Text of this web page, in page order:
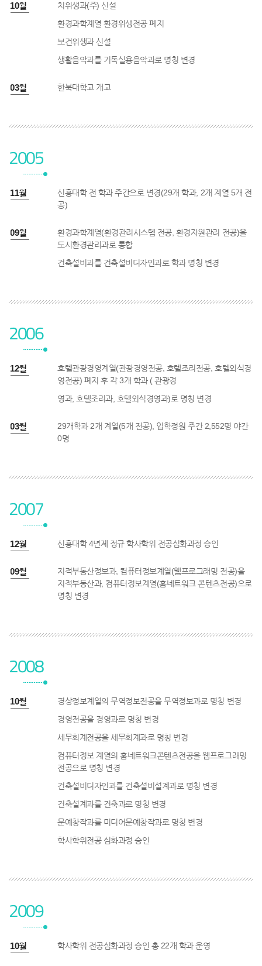
10월
치위생과(주) 신설
환경과학계열 환경위생전공 폐지
보건위생과 신설
생활음악과를 기독실용음악과로 명칭 변경
03월 한북대학교 개교
2005
11월
신흥대학 전 학과 주간으로 변경(29개 학과, 2개 계열 5개 전
공)
09월
환경과학계열(환경관리시스템 전공, 환경자원관리 전공)을
도시환경관리과로 통합
건축설비과를 건축설비디자인과로 학과 명칭 변경
2006
12월
호텔관광경영계열(관광경영전공, 호텔조리전공, 호텔외식경
영전공) 폐지 후 각 3개 학과 ( 관광경
영과, 호텔조리과, 호텔외식경영과)로 명칭 변경
03월
29개학과 2개 계열(5개 전공), 입학정원 주간 2,552명 야간
0명
2007
12월 신흥대학 4년제 정규 학사학위 전공심화과정 승인
09월
지적부동산정보과, 컴퓨터정보계열(웹프로그래밍 전공)을
지적부동산과, 컴퓨터정보계열(홈네트워크 콘텐츠전공)으로
명칭 변경
2008
10월
경상정보계열의 무역정보전공을 무역정보과로 명칭 변경
경영전공을 경영과로 명칭 변경
세무회계전공을 세무회계과로 명칭 변경
컴퓨터정보 계열의 홈네트워크콘텐츠전공을 웹프로그래밍
전공으로 명칭 변경
건축설비디자인과를 건축설비설계과로 명칭 변경
건축설계과를 건축과로 명칭 변경
문예창작과를 미디어문예창작과로 명칭 변경
학사학위전공 심화과정 승인
2009
10월 학사학위 전공심화과정 승인 총 22개 학과 운영